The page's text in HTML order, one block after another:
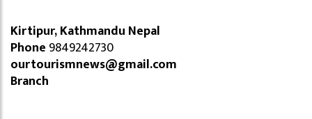
Kirtipur, Kathmandu Nepal
Phone 9849242730
ourtourismnews@gmail.com
Branch